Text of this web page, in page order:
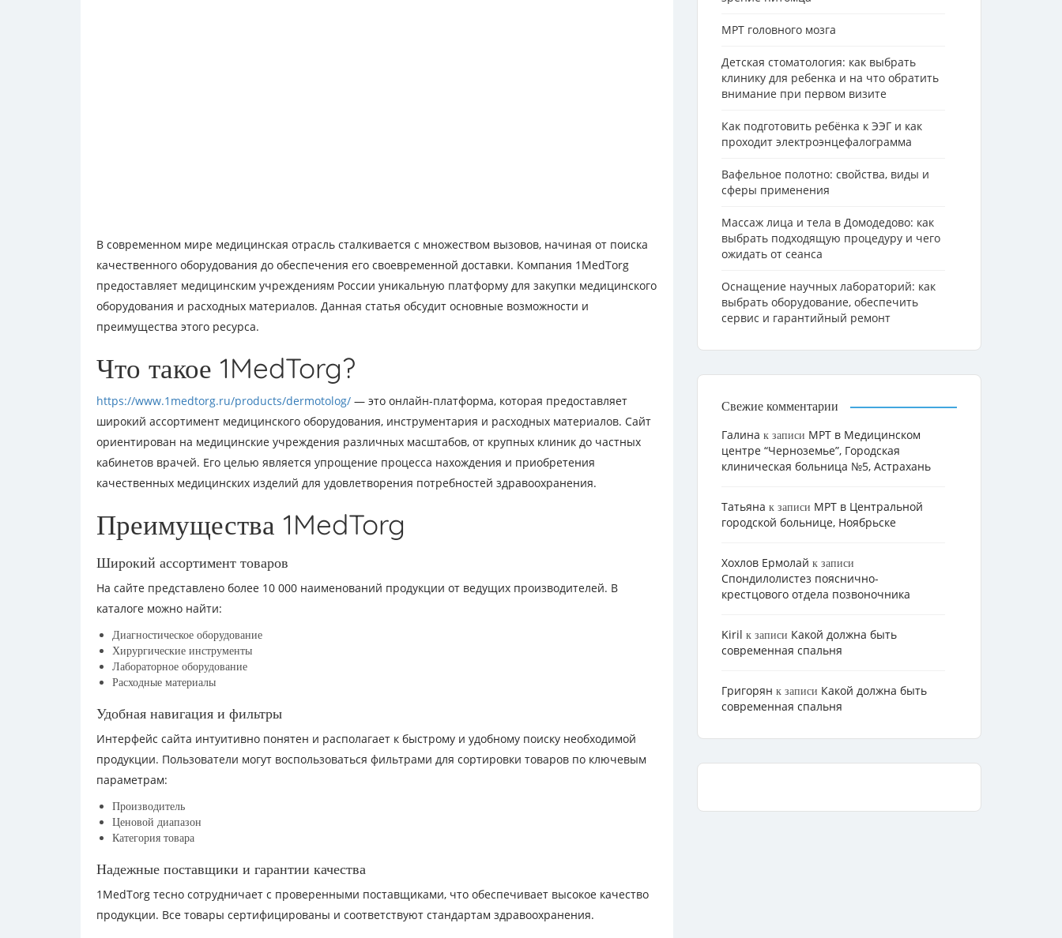
В современном мире медицинская отрасль сталкивается с множеством вызовов, начиная от поиска
качественного оборудования до обеспечения его своевременной доставки. Компания 1MedTorg
предоставляет медицинским учреждениям России уникальную платформу для закупки медицинского
оборудования и расходных материалов. Данная статья обсудит основные возможности и
преимущества этого ресурса.
Что такое 1MedTorg?
https://www.1medtorg.ru/products/dermotolog/ — это онлайн-платформа, которая предоставляет
широкий ассортимент медицинского оборудования, инструментария и расходных материалов. Сайт
ориентирован на медицинские учреждения различных масштабов, от крупных клиник до частных
кабинетов врачей. Его целью является упрощение процесса нахождения и приобретения
качественных медицинских изделий для удовлетворения потребностей здравоохранения.
Преимущества 1MedTorg
Широкий ассортимент товаров
На сайте представлено более 10 000 наименований продукции от ведущих производителей. В
каталоге можно найти:
Диагностическое оборудование
Хирургические инструменты
Лабораторное оборудование
Расходные материалы
Удобная навигация и фильтры
Интерфейс сайта интуитивно понятен и располагает к быстрому и удобному поиску необходимой
продукции. Пользователи могут воспользоваться фильтрами для сортировки товаров по ключевым
параметрам:
Производитель
Ценовой диапазон
Категория товара
Надежные поставщики и гарантии качества
1MedTorg тесно сотрудничает с проверенными поставщиками, что обеспечивает высокое качество
продукции. Все товары сертифицированы и соответствуют стандартам здравоохранения.
МРТ головного мозга
Детская стоматология: как выбрать
клинику для ребенка и на что обратить
внимание при первом визите
Как подготовить ребёнка к ЭЭГ и как
проходит электроэнцефалограмма
Вафельное полотно: свойства, виды и
сферы применения
Массаж лица и тела в Домодедово: как
выбрать подходящую процедуру и чего
ожидать от сеанса
Оснащение научных лабораторий: как
выбрать оборудование, обеспечить
сервис и гарантийный ремонт
Свежие комментарии
Галина к записи МРТ в Медицинском
центре “Черноземье”, Городская
клиническая больница №5, Астрахань
Татьяна к записи МРТ в Центральной
городской больнице, Ноябрьске
Хохлов Ермолай к записи
Cпондилолистез пояснично-
крестцового отдела позвоночника
Kiril к записи Какой должна быть
современная спальня
Григорян к записи Какой должна быть
современная спальня